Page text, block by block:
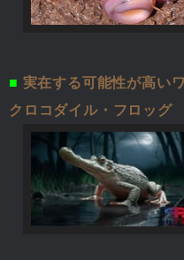
■ 実在する可能性が高い
クロコダイル・フロッグ